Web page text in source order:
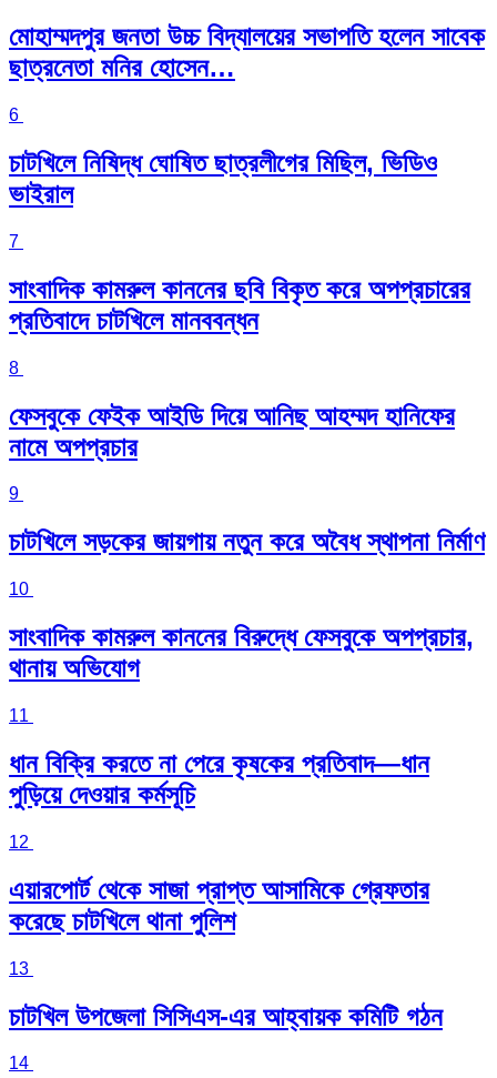
মোহাম্মদপুর জনতা উচ্চ বিদ্যালয়ের সভাপতি হলেন সাবেক
ছাত্রনেতা মনির হোসেন…
6
চাটখিলে নিষিদ্ধ ঘোষিত ছাত্রলীগের মিছিল, ভিডিও
ভাইরাল
7
সাংবাদিক কামরুল কাননের ছবি বিকৃত করে অপপ্রচারের
প্রতিবাদে চাটখিলে মানববন্ধন
8
ফেসবুকে ফেইক আইডি দিয়ে আনিছ আহম্মদ হানিফের
নামে অপপ্রচার
9
চাটখিলে সড়কের জায়গায় নতুন করে অবৈধ স্থাপনা নির্মাণ
10
সাংবাদিক কামরুল কাননের বিরুদ্ধে ফেসবুকে অপপ্রচার,
থানায় অভিযোগ
11
ধান বিক্রি করতে না পেরে কৃষকের প্রতিবাদ—ধান
পুড়িয়ে দেওয়ার কর্মসূচি
12
এয়ারপোর্ট থেকে সাজা প্রাপ্ত আসামিকে গ্রেফতার
করেছে চাটখিলে থানা পুলিশ
13
চাটখিল উপজেলা সিসিএস-এর আহ্বায়ক কমিটি গঠন
14